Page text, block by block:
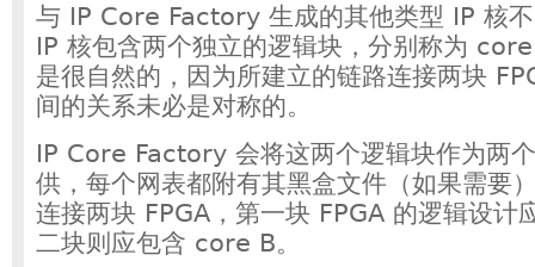
与 IP Core Factory 生成的其他类型 IP 核
IP 核包含两个独立的逻辑块，分别称为
是很自然的，因为所建立的链路连接两块
间的关系未必是对称的。
IP Core Factory 会将这两个逻辑块作为两
供，每个网表都附有其黑盒文件（如果需要
连接两块 FPGA，第一块 FPGA 的逻辑设
二块则应包含 core B。